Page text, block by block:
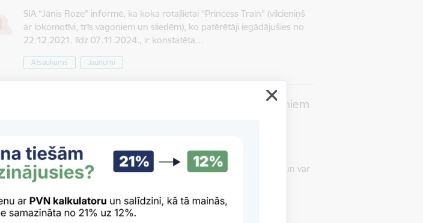
SIA “Jānis Roze” informē, ka koka rotaļlietai “Princess Train” (vilcieniņš
ar lokomotīvi, trīs vagoniem un sliedēm), ko patērētāji iegādājušies no
22.12.2021. līdz 07.11.2024., ir konstatēta…
Atsaukums Jaunumi
Atsaukums - koka mēbele: novērošanas tornis bērniem
SIA “ALAN LTD” informē, ka koka mēbelei – novērošanas tornim
bērniem “Žirafe” - ir konstatētas neatbilstības: Tornis ir nestabils un var
apgāzties, radot savainošanās risku bērnam. Konstrukcijā var…
Atsaukums Jaunumi